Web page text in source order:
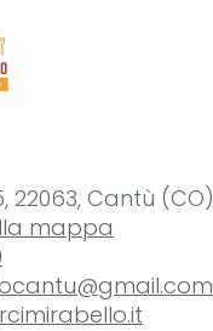
22063, Cantù (CO)
mappa